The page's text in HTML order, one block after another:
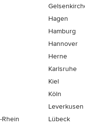
Hagen
Hamburg
Hannover
Herne
Karlsruhe
Kiel
Köln
Leverkusen
Rhein
Lübeck